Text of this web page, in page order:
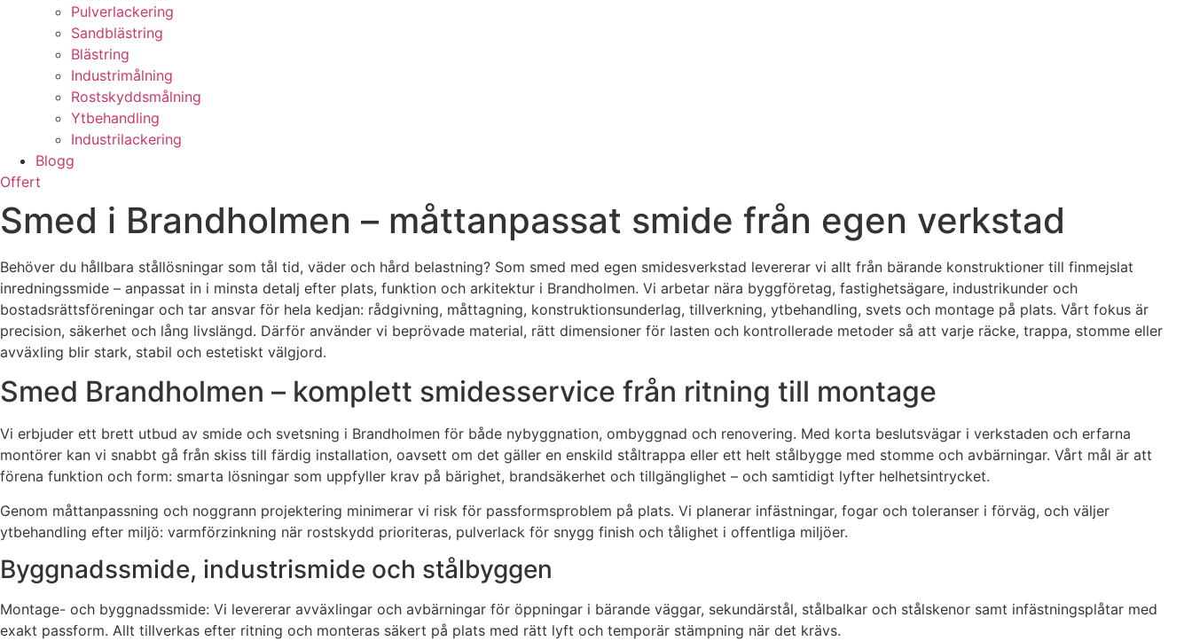
Pulverlackering
Sandblästring
Blästring
Industrimålning
Rostskyddsmålning
Ytbehandling
Industrilackering
Blogg
Offert
Smed i Brandholmen – måttanpassat smide från egen verkstad
Behöver du hållbara stållösningar som tål tid, väder och hård belastning? Som smed med egen smidesverkstad levererar vi allt från bärande konstruktioner till finmejslat
inredningssmide – anpassat in i minsta detalj efter plats, funktion och arkitektur i Brandholmen. Vi arbetar nära byggföretag, fastighetsägare, industrikunder och
bostadsrättsföreningar och tar ansvar för hela kedjan: rådgivning, måttagning, konstruktionsunderlag, tillverkning, ytbehandling, svets och montage på plats. Vårt fokus är
precision, säkerhet och lång livslängd. Därför använder vi beprövade material, rätt dimensioner för lasten och kontrollerade metoder så att varje räcke, trappa, stomme eller
avväxling blir stark, stabil och estetiskt välgjord.
Smed Brandholmen – komplett smidesservice från ritning till montage
Vi erbjuder ett brett utbud av smide och svetsning i Brandholmen för både nybyggnation, ombyggnad och renovering. Med korta beslutsvägar i verkstaden och erfarna
montörer kan vi snabbt gå från skiss till färdig installation, oavsett om det gäller en enskild ståltrappa eller ett helt stålbygge med stomme och avbärningar. Vårt mål är att
förena funktion och form: smarta lösningar som uppfyller krav på bärighet, brandsäkerhet och tillgänglighet – och samtidigt lyfter helhetsintrycket.
Genom måttanpassning och noggrann projektering minimerar vi risk för passformsproblem på plats. Vi planerar infästningar, fogar och toleranser i förväg, och väljer
ytbehandling efter miljö: varmförzinkning när rostskydd prioriteras, pulverlack för snygg finish och tålighet i offentliga miljöer.
Byggnadssmide, industrismide och stålbyggen
Montage- och byggnadssmide: Vi levererar avväxlingar och avbärningar för öppningar i bärande väggar, sekundärstål, stålbalkar och stålskenor samt infästningsplåtar med
exakt passform. Allt tillverkas efter ritning och monteras säkert på plats med rätt lyft och temporär stämpning när det krävs.